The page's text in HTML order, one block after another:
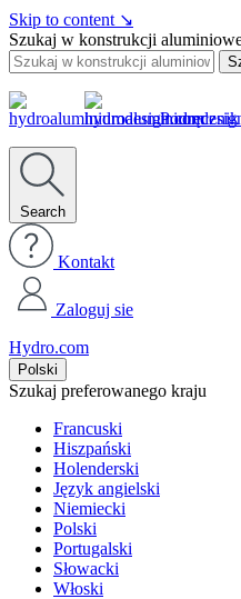
Skip to content ↘
Szukaj w konstrukcji
Search
Kontakt
Zaloguj sie
Hydro.com
Polski
Szukaj preferowanego kraju
Francuski
Hiszpański
Holenderski
Język angielski
Niemiecki
Polski
Portugalski
Słowacki
Włoski